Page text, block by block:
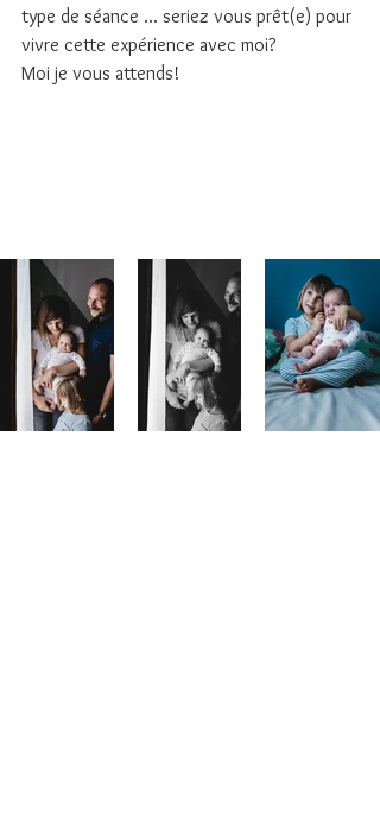
type de séance ... seriez vous prêt(e) pour
vivre cette expérience avec moi?
Moi je vous attends!